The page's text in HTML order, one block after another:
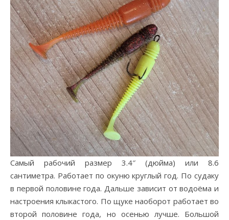
Самый рабочий размер 3.4″ (дюйма) или 8.6
сантиметра. Работает по окуню круглый год. По судаку
в первой половине года. Дальше зависит от водоёма и
настроения клыкастого. По щуке наоборот работает во
второй половине года, но осенью лучше. Большой